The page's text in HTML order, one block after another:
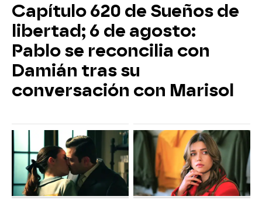
Capítulo 620 de Sueños de
libertad; 6 de agosto:
Pablo se reconcilia con
Damián tras su
conversación con Marisol